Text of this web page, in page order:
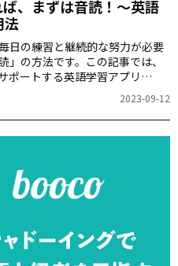
、まずは音読！～英語
日の練習と継続的な努力が必要
の方法です。この記事では、
ポートする英語学習アプリ
2023-09-12